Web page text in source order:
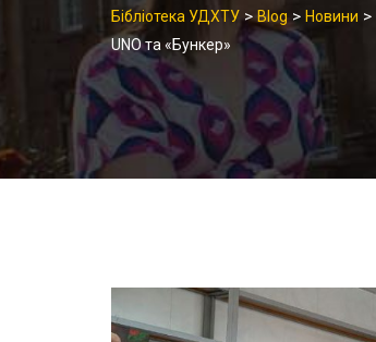
Бібліотека УДХТУ> Blog > Новини >
UNO та «Бункер»